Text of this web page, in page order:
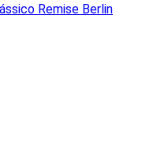
Remise Berlin